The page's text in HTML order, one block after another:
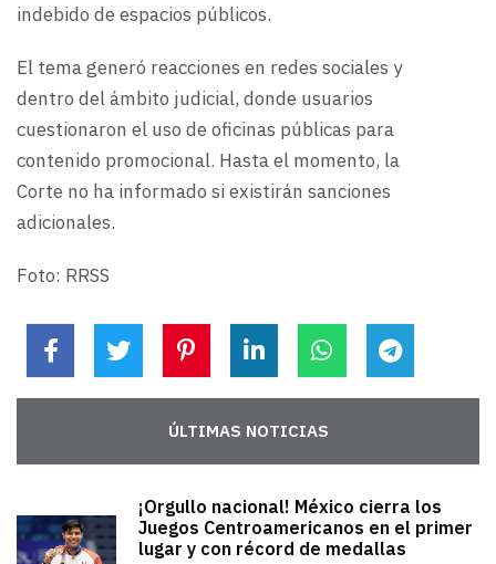
indebido de espacios públicos.
El tema generó reacciones en redes sociales y
dentro del ámbito judicial, donde usuarios
cuestionaron el uso de oficinas públicas para
contenido promocional. Hasta el momento, la
Corte no ha informado si existirán sanciones
adicionales.
Foto: RRSS
ÚLTIMAS NOTICIAS
¡Orgullo nacional! México cierra los
Juegos Centroamericanos en el primer
lugar y con récord de medallas